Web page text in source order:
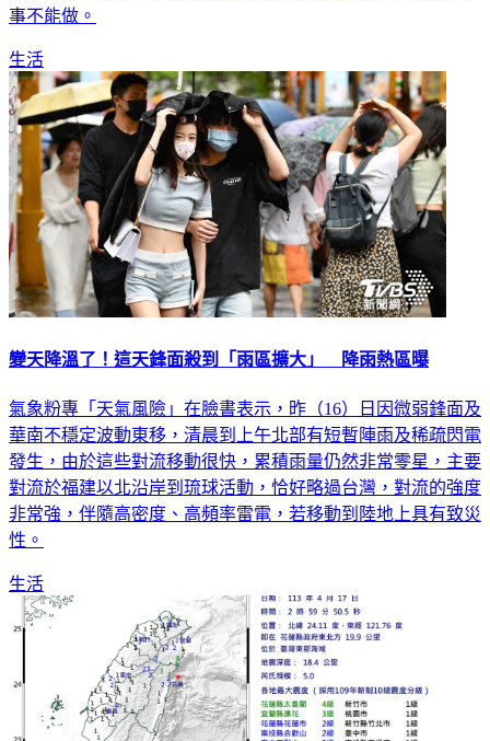
事不能做。
生活
變天降溫了！這天鋒面殺到「雨區擴大」 降雨熱區曝
氣象粉專「天氣風險」在臉書表示，昨（16）日因微弱鋒面及
華南不穩定波動東移，清晨到上午北部有短暫陣雨及稀疏閃電
發生，由於這些對流移動很快，累積雨量仍然非常零星，主要
對流於福建以北沿岸到琉球活動，恰好略過台灣，對流的強度
非常強，伴隨高密度、高頻率雷電，若移動到陸地上具有致災
性。
生活